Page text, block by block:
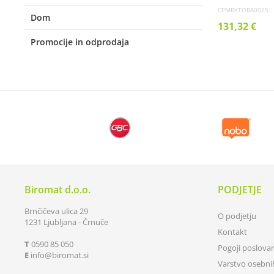
Dom
Promocije in odprodaja
CPMBXTOBA0025
131,32 €
Biromat d.o.o.
Brnčičeva ulica 29
1231 Ljubljana - Črnuče
T0590 85 050
E info biromat.si
PODJETJE
O podjetju
Kontakt
Pogoji
Varstvo